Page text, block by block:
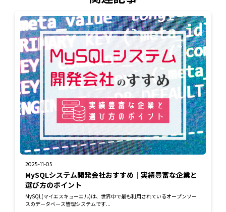
2025-11-05
MySQLシステム開発会社おすすめ｜実績豊富な企業と
選び方のポイント
MySQL(マイエスキューエル)は、世界中で最も利用されているオープンソー
スのデータベース管理システムです...